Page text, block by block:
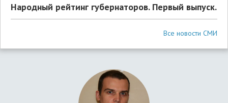
Народный рейтинг губернаторов. Первый выпуск.
Все новости СМИ